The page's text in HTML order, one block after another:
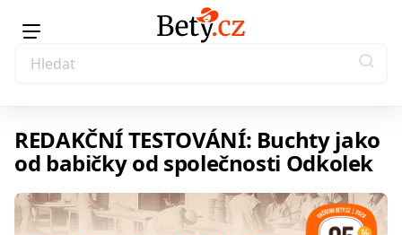
REDAKČNÍ TESTOVÁNÍ: Buchty jako
od babičky od společnosti Odkolek